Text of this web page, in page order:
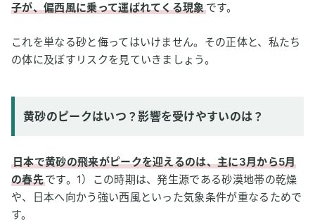
水素吸入を行う際の注意点
水素吸入だけじゃない！黄砂シーズンを乗り切るための
対策3選
黄砂対策②：帰宅後のひと工夫（うがい・洗顔・衣類のケ
境）
黄砂対策おまけ：水素吸入と組み合わせる
子が、偏西風に乗って運ばれてくる現象です。
これを単なる砂と侮ってはいけません。その正体と、私たち
の体に及ぼすリスクを見ていきましょう。
黄砂のピークはいつ？影響を受けやすいのは？
日本で黄砂の飛来がピークを迎えるのは、主に3月から5月
の春先です。1）この時期は、発生源である砂漠地帯の乾燥
や、日本へ向かう強い西風といった気象条件が重なるためで
す。